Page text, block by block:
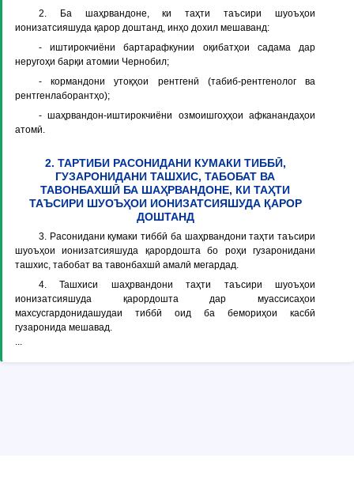
2. Ба шаҳрвандоне, ки таҳти таъсири шуоъҳои
ионизатсияшуда қарор доштанд, инҳо дохил мешаванд:
- иштирокчиёни бартарафкунии оқибатҳои садама дар
неругоҳи барқи атомии Чернобил;
- кормандони утоқҳои рентгенӣ (табиб-рентгенолог ва
рентгенлаборантҳо);
- шаҳрвандон-иштирокчиёни озмоишгоҳҳои афканандаҳои
атомӣ.
2. ТАРТИБИ РАСОНИДАНИ КУМАКИ ТИББӢ,
ГУЗАРОНИДАНИ ТАШХИС, ТАБОБАТ ВА
ТАВОНБАХШӢ БА ШАҲРВАНДОНЕ, КИ ТАҲТИ
ТАЪСИРИ ШУОЪҲОИ ИОНИЗАТСИЯШУДА ҚАРОР
ДОШТАНД
3. Расонидани кумаки тиббӣ ба шаҳрвандони таҳти таъсири
шуоъҳои ионизатсияшуда қарордошта бо роҳи гузаронидани
ташхис, табобат ва тавонбахшӣ амалӣ мегардад.
4. Ташхиси шаҳрвандони таҳти таъсири шуоъҳои
ионизатсияшуда қарордошта дар муассисаҳои
махсусгардонидашудаи тиббӣ оид ба бемориҳои касбӣ
гузаронида мешавад.
...